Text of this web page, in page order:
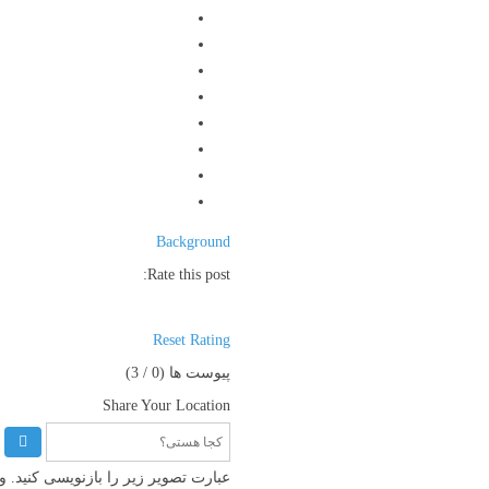
Background
Rate this post:
Reset Rating
پیوست ها (0
/ 3)
Share Your Location
عبارت تصویر زیر را بازنویسی